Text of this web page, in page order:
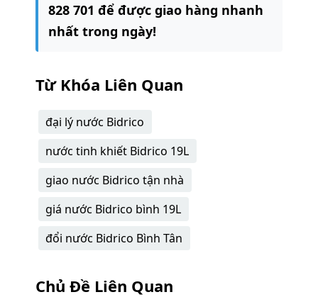
828 701 để được giao hàng nhanh
nhất trong ngày!
Từ Khóa Liên Quan
đại lý nước Bidrico
nước tinh khiết Bidrico 19L
giao nước Bidrico tận nhà
giá nước Bidrico bình 19L
đổi nước Bidrico Bình Tân
Chủ Đề Liên Quan